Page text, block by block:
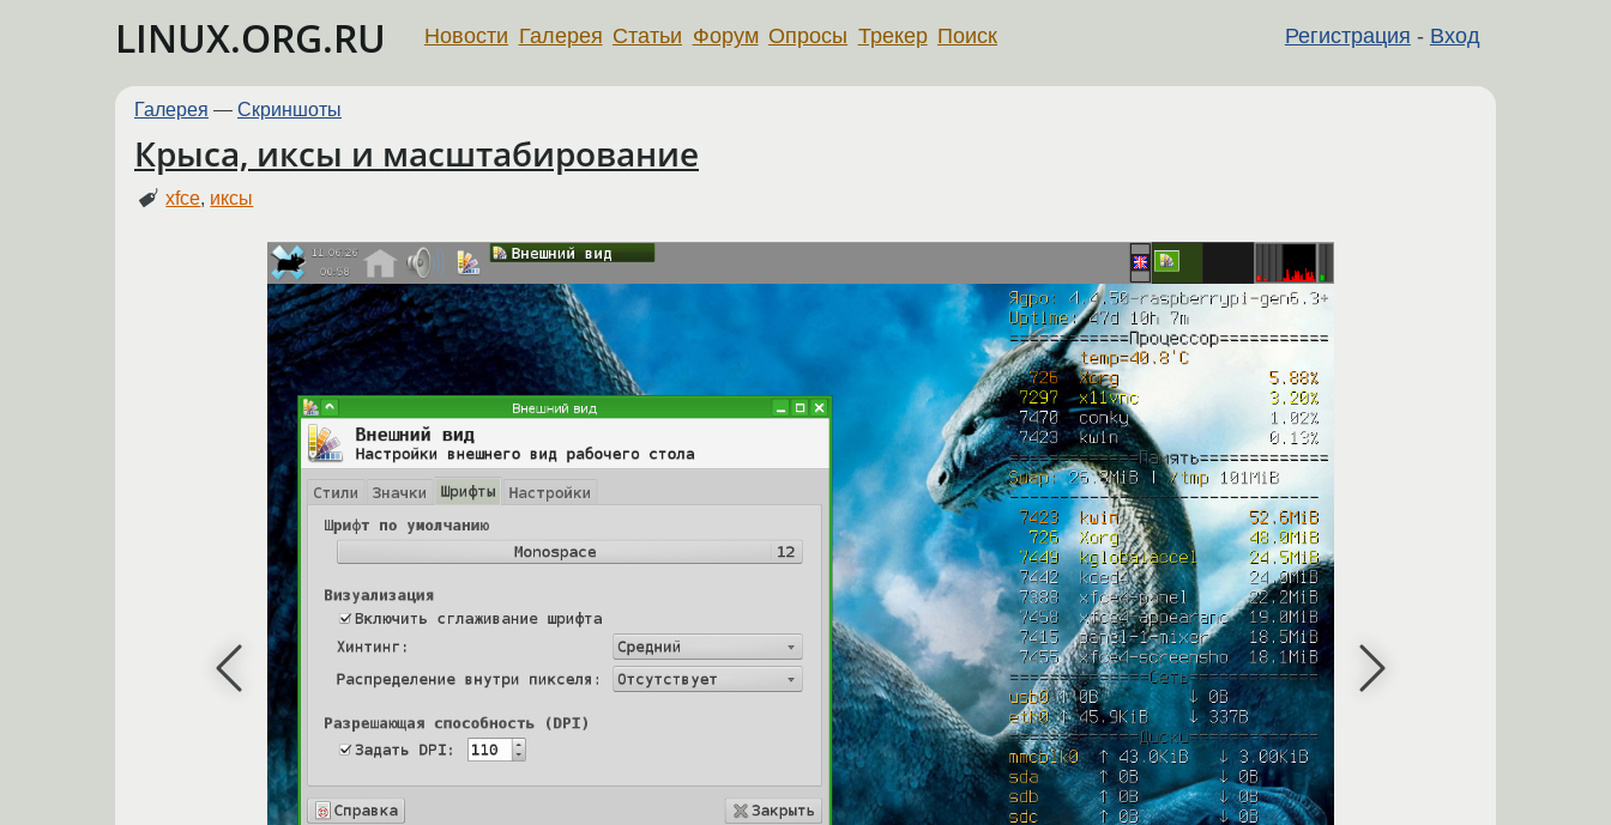
LINUX.ORG.RU Регистрация - Вход
Новости Галерея Статьи Форум Опросы Трекер Поиск
Галерея — Скриншоты
Крыса, иксы и масштабирование
xfce, иксы